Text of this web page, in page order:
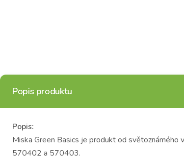
Popis produktu
Popis:
Miska Green Basics je produkt od
570402 a 570403.